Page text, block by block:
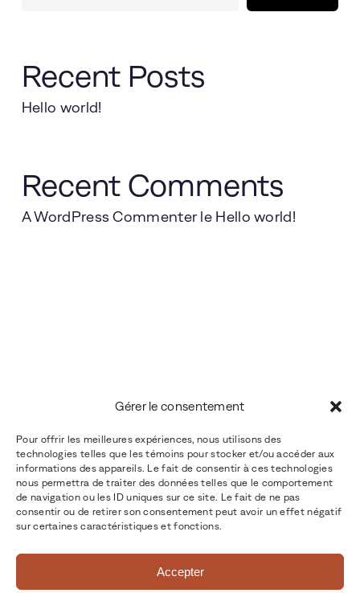
Gérer le consentement
Pour offrir les meilleures expériences, nous utilisons des
technologies telles que les témoins pour stocker et/ou accéder aux
informations des appareils. Le fait de consentir à ces technologies
nous permettra de traiter des données telles que le comportement
de navigation ou les ID uniques sur ce site. Le fait de ne pas
consentir ou de retirer son consentement peut avoir un effet négatif
sur certaines caractéristiques et fonctions.
Accepter
Recent Posts
Hello world!
Recent Comments
A WordPress Commenterle Hello world!